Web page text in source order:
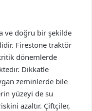
ve doğru bir şekilde
Firestone traktör
dönemlerde
Dikkatle
zeminlerde bile
yüzeyi de su
azaltır. Çiftçiler,